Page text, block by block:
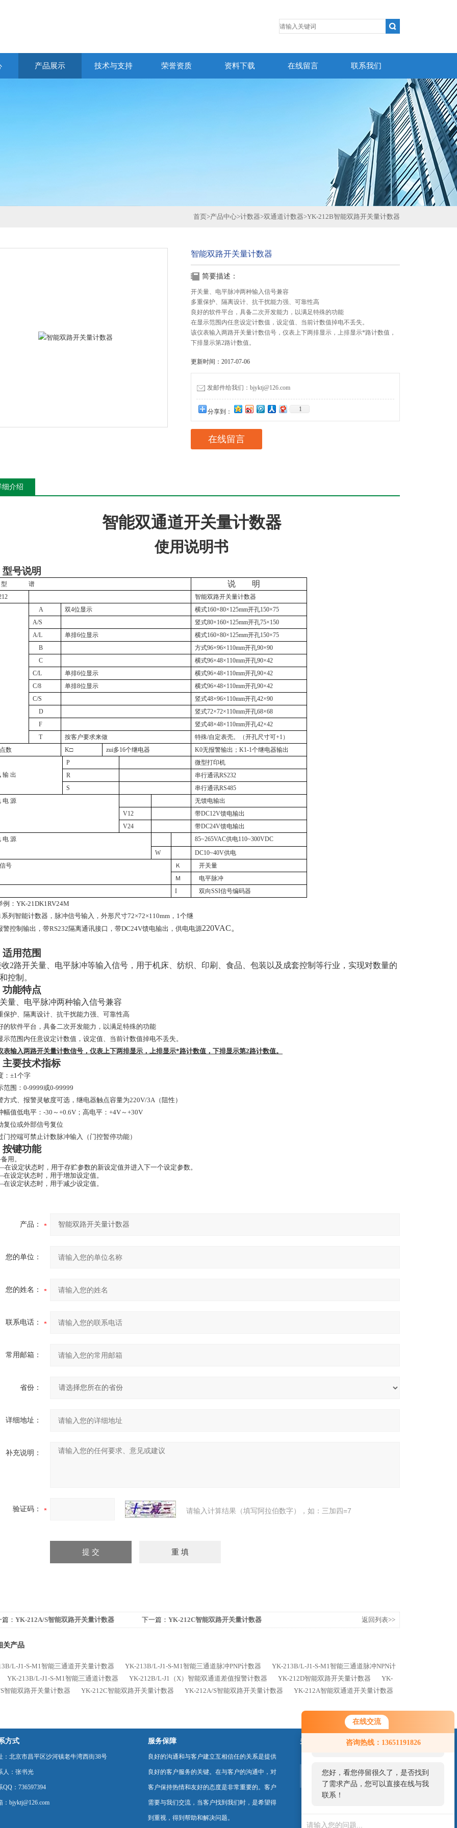
在线交流
咨询热线：13651191826
您好！欢迎前来咨询，很高兴为您
服务，请问您要咨询什么问题呢？
您好，看您停留很久了，是否找到
了需求产品，您可以直接在线与我
联系！
产品展示 技术与支持 荣誉资质 资料下载 在线留言 联系我们
首页>产品中心>计数器>双通道计数器>YK-212B智能双路开关量计数器
智能双路开关量计数器
简要描述：
开关量、电平脉冲两种输入信号兼容
多重保护、隔离设计、抗干扰能力强、可靠性高
良好的软件平台，具备二次开发能力，以满足特殊的功能
在显示范围内任意设定计数值，设定值、当前计数值掉电不丢失。
该仪表输入两路开关量计数信号，仪表上下两排显示，上排显示*路计数值，
下排显示第2路计数值。
更新时间：2017-07-06
发邮件给我们：bjyktj@126.com
分享到： 1
在线留言
细介绍
智能双通道开关量计数器
使用说明书
号说明
型 谱 说 明
智能双路开关量计数器
A 双4位显示
横式160×80×125mm开孔150×75
A/S
竖式80×160×125mm开孔75×150
A/L
单排6位显示
横式160×80×125mm开孔150×75
B
方式96×96×110mm开孔90×90
C
横式96×48×110mm开孔90×42
C/L
单排6位显示
横式96×48×110mm开孔90×42
C/8
单排8位显示
横式96×48×110mm开孔90×42
C/S
竖式48×96×110mm开孔42×90
D
竖式72×72×110mm开孔68×68
F
竖式48×48×110mm开孔42×42
T
按客户要求来做
特殊/自定表壳。（开孔尺寸可+1）
数
K□ zui多16个继电器 K0无报警输出；K1-1个继电器输出
输 出
P
微型打印机
R
串行通讯RS232
S
串行通讯RS485
电 源
无馈电输出
V12
带DC12V馈电输出
V24
带DC24V馈电输出
电 源
85~265VAC供电110~300VDC
W
DC10~40V供电
号
Ｋ
开关量
Ｍ
电平脉冲
I
双向SSI信号编码器
例： YK-21DK1RV24M
列智能计数器，脉冲信号输入，外形尺寸72×72×110mm，1个继
警控制输出，带RS232隔离通讯接口， 带DC24V馈电输出，供电电源220VAC。
用范围
2路开关量、电平脉冲等输入信号，用于机床、纺织、印刷、食品、包装以及成套控制等行业，实现对数量的
控制。
功能特点
量、电平脉冲两种输入信号兼容
保护、隔离设计、抗干扰能力强、可靠性高
的软件平台，具备二次开发能力，以满足特殊的功能
示范围内任意设定计数值，设定值、当前计数值掉电不丢失。
表输入两路开关量计数信号，仪表上下两排显示，上排显示*路计数值，下排显示第2路计数值。
主要技术指标
：±1个字
范围： 0-9999或0-99999
方式、报警灵敏度可选，继电器触点容量为220V/3A（阻性）
幅值低电平： -30～+0.6V；高电平：+4V～+30V
复位或外部信号复位
门控端可禁止计数脉冲输入（门控暂停功能）
按键功能
用。
在设定状态时，用于存贮参数的新设定值并进入下一个设定参数。
设定状态时，用于增加设定值。
设定状态时，用于减少设定值。
产品：
您的单位：
您的姓名：
联系电话：
常用邮箱：
省份：
详细地址：
补充说明：
验证码： 请输入计算结果（填写阿拉伯数字），如：三加四=7
： YK-212A/S智能双路开关量计数器 下一篇： YK-212C智能双路开关量计数器 返回列表>>
关产品
L-J1-S-M1智能三通道开关量计数器 YK-213B/L-J1-S-M1智能三通道脉冲PNP计数器
YK-213B/L-J1-S-M1智能三通道脉冲NPN计
YK-213B/L-J1-S-M1智能三通道计数器 YK-212B/L-J1（X）智能双通道差值报警计数器 YK-212D智能双路开关量计数器
YK-
智能双路开关量计数器
YK-212C智能双路开关量计数器 YK-212A/S智能双路开关量计数器 YK-212A智能双通道开关量计数器
方式
：北京市昌平区沙河镇老牛湾西街38号
人：张书光
QQ：736597394
：bjyktj@126.com
服务保障
良好的沟通和与客户建立互相信任的关系是提供
良好的客户服务的关键。在与客户的沟通中，对
客户保持热情和友好的态度是非常重要的。客户
需要与我们交流，当客户找到我们时，是希望得
到重视，得到帮助和解决问题。
关注我们